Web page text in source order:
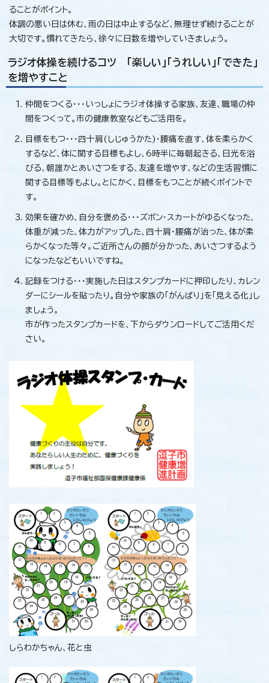
ることがポイント。
体調の悪い日は休む、雨の日は中止するなど、無理せず続けることが
大切です。慣れてきたら、徐々に日数を増やしていきましょう。
ラジオ体操を続けるコツ 「楽しい」「うれしい」「できた」
を増やすこと
仲間をつくる・・・いっしょにラジオ体操する家族、友達、職場の仲
間をつくって。市の健康教室などもご活用を。
目標をもつ・・・四十肩(しじゅうかた)・腰痛を直す、体を柔らかく
するなど、体に関する目標もよし、6時半に毎朝起きる、日光を浴
びる、朝誰かとあいさつをする、友達を増やす、などの生活習慣に
関する目標等もよし。とにかく、目標をもつことが続くポイントで
す。
効果を確かめ、自分を褒める・・・ズボン・スカートがゆるくなった、
体重が減った、体力がアップした、四十肩・腰痛が治った、体が柔
らかくなった等々。ご近所さんの顔が分かった、あいさつするよう
になったなどもいいですね。
記録をつける・・・実施した日はスタンプカードに押印したり、カレン
ダーにシールを貼ったり。自分や家族の「がんばり」を「見える化」し
ましょう。
市が作ったスタンプカードを、下からダウンロードしてご活用くだ
さい。
しらわかちゃん、花と虫